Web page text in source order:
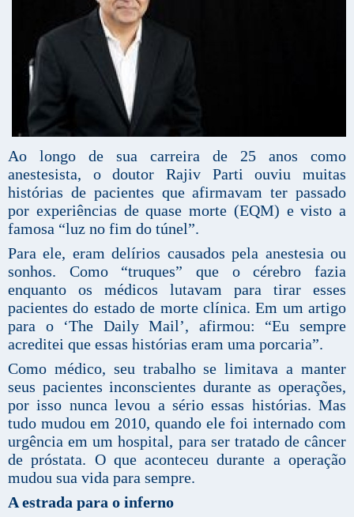
Ao longo de sua carreira de 25 anos como
anestesista, o doutor Rajiv Parti ouviu muitas
histórias de pacientes que afirmavam ter passado
por experiências de quase morte (EQM) e visto a
famosa “luz no fim do túnel”.
Para ele, eram delírios causados pela anestesia ou
sonhos. Como “truques” que o cérebro fazia
enquanto os médicos lutavam para tirar esses
pacientes do estado de morte clínica. Em um artigo
para o ‘The Daily Mail’, afirmou: “Eu sempre
acreditei que essas histórias eram uma porcaria”.
Como médico, seu trabalho se limitava a manter
seus pacientes inconscientes durante as operações,
por isso nunca levou a sério essas histórias. Mas
tudo mudou em 2010, quando ele foi internado com
urgência em um hospital, para ser tratado de câncer
de próstata. O que aconteceu durante a operação
mudou sua vida para sempre.
A estrada para o inferno